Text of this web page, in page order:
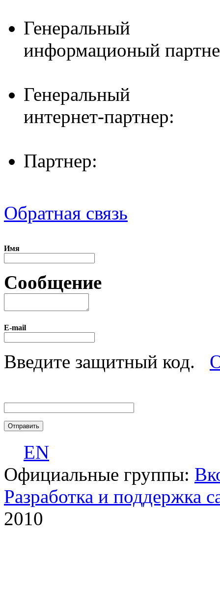
Генеральный
информационый
Генеральный
интернет-партнер:
Партнер:
Обратная связь
Имя
Сообщение
E-mail
Введите защитный код.
EN
Официальные группы:
Разработка и поддержка
2010